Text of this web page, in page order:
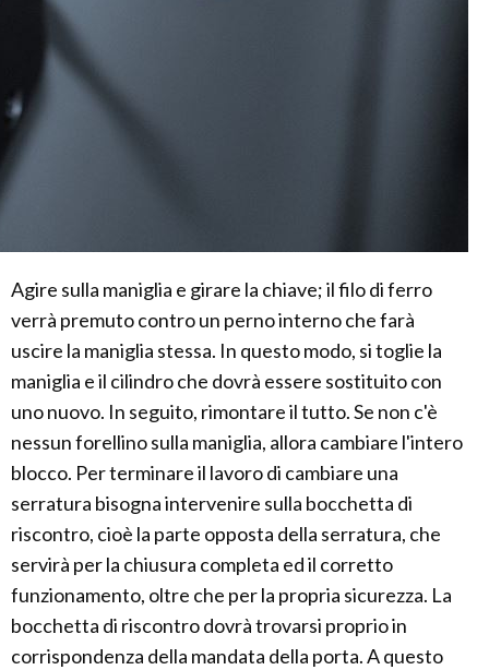
Agire sulla maniglia e girare la chiave; il filo di ferro
verrà premuto contro un perno interno che farà
uscire la maniglia stessa. In questo modo, si toglie la
maniglia e il cilindro che dovrà essere sostituito con
uno nuovo. In seguito, rimontare il tutto. Se non c'è
nessun forellino sulla maniglia, allora cambiare l'intero
blocco. Per terminare il lavoro di cambiare una
serratura bisogna intervenire sulla bocchetta di
riscontro, cioè la parte opposta della serratura, che
servirà per la chiusura completa ed il corretto
funzionamento, oltre che per la propria sicurezza. La
bocchetta di riscontro dovrà trovarsi proprio in
corrispondenza della mandata della porta. A questo